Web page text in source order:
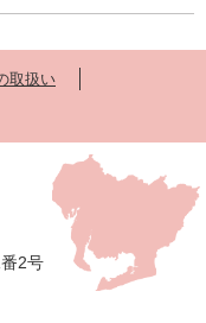
取扱い
2号